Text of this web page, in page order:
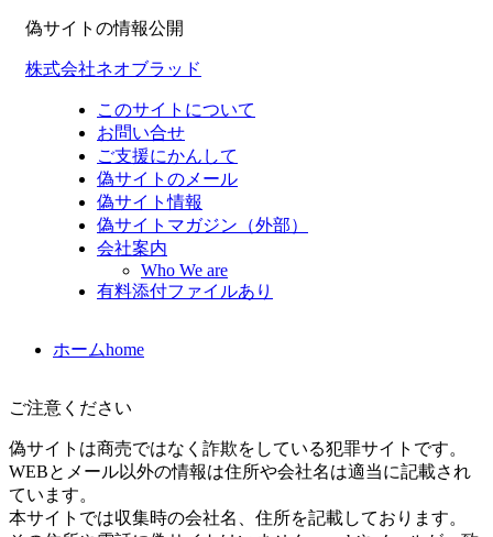
偽サイトの情報公開
株式会社ネオブラッド
このサイトについて
お問い合せ
ご支援にかんして
偽サイトのメール
偽サイト情報
偽サイトマガジン（外部）
会社案内
Who We are
有料添付ファイルあり
ホームhome
ご注意ください
偽サイトは商売ではなく詐欺をしている犯罪サイトです。
WEBとメール以外の情報は住所や会社名は適当に記載され
ています。
本サイトでは収集時の会社名、住所を記載しております。